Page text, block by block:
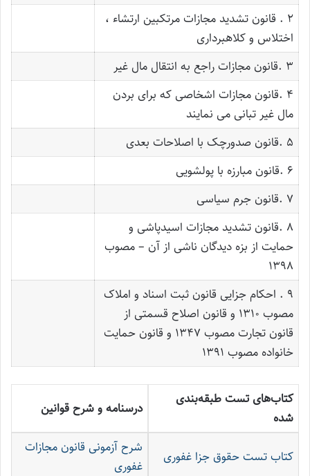
۲ . قانون تشدید مجازات مرتکبین ارتشاء ،
اختلاس و کلاهبرداری
۳ .قانون مجازات راجع به انتقال مال غیر
۴ .قانون مجازات اشخاصی که برای بردن
مال غیر تبانی می نمایند
۵ .قانون صدورچک با اصلاحات بعدی
۶ .قانون مبارزه با پولشویی
۷ .قانون جرم سیاسی
۸ .قانون تشدید مجازات اسیدپاشی و
حمایت از بزه دیدگان ناشی از آن – مصوب
۱۳۹۸
۹ . احکام جزایی قانون ثبت اسناد و املاک
مصوب ۱۳۱۰ و قانون اصلاح قسمتی از
قانون تجارت مصوب ۱۳۴۷ و قانون حمایت
خانواده مصوب ۱۳۹۱
کتاب‌های تست طبقه‌بندی
شده
درسنامه و شرح قوانین
کتاب تست حقوق جزا غفوری
شرح آزمونی قانون مجازات
غفوری